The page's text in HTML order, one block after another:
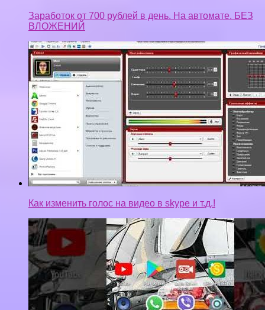
Заработок от 700 рублей в день. На автомате. БЕЗ
ВЛОЖЕНИЙ
Как изменить голос на видео в skype и т.д.!